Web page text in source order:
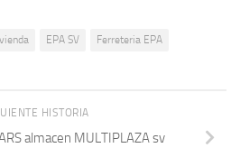
EPA SV Ferreteria EPA
HISTORIA
almacen MULTIPLAZA sv